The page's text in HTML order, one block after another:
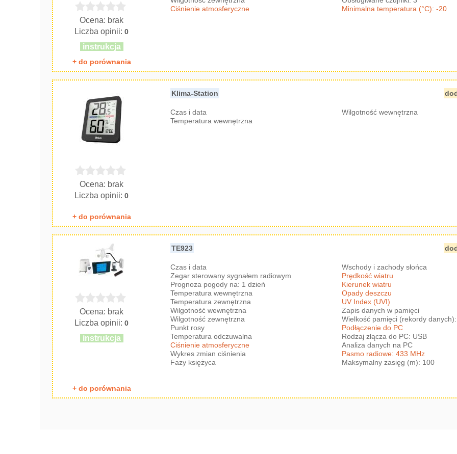
Ocena: brak
Liczba opinii:0
instrukcja
Ciśnienie atmosferyczne
Minimalna temperatura (°C): -20
+ do porównania
Klima-Station
Ocena: brak
Liczba opinii:0
Czas i data
Temperatura wewnętrzna
Wilgotność wewnętrzna
+ do porównania
TE923
Ocena: brak
Liczba opinii:0
instrukcja
Czas i data
Zegar sterowany sygnałem radiowym
Prognoza pogody na: 1 dzień
Temperatura wewnętrzna
Temperatura zewnętrzna
Wilgotność wewnętrzna
Wilgotność zewnętrzna
Punkt rosy
Temperatura odczuwalna
Ciśnienie atmosferyczne
Wykres zmian ciśnienia
Fazy księżyca
Wschody i zachody słońca
Prędkość wiatru
Kierunek wiatru
Opady deszczu
UV Index (UVI)
Zapis danych w pamięci
Wielkość pamięci (rekordy
Podłączenie do PC
Rodzaj złącza do PC: USB
Analiza danych na PC
Pasmo radiowe: 433 MHz
Maksymalny zasięg (m): 100
+ do porównania